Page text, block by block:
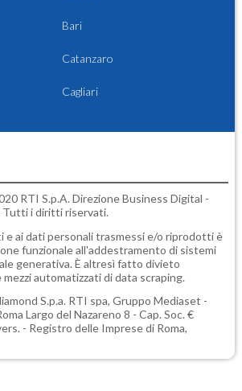
Bari
Catanzaro
Cagliari
RTI S.p.A. Direzione Business Digital -
Tutti i diritti riservati.
e ai dati personali trasmessi e/o riprodotti è
funzionale all'addestramento di sistemi
generativa. È altresì fatto divieto
automatizzati di data scraping.
S.p.a. RTI spa, Gruppo Mediaset -
Largo del Nazareno 8 - Cap. Soc. €
- Registro delle Imprese di Roma,